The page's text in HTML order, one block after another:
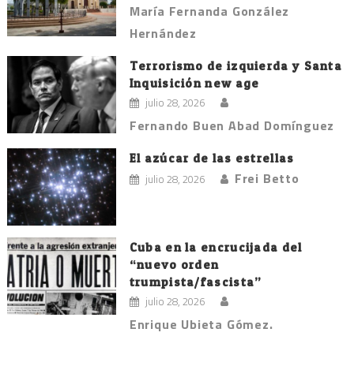
María Fernanda González
Hernández
Terrorismo de izquierda y Santa
Inquisición new age
julio 28, 2026
Fernando Buen Abad Domínguez
El azúcar de las estrellas
julio 28, 2026 Frei Betto
Cuba en la encrucijada del
“nuevo orden
trumpista/fascista”
julio 28, 2026
Enrique Ubieta Gómez.